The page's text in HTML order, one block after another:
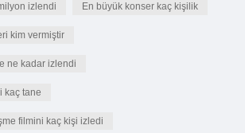
izlendi En büyük konser kaç kişilik
kim vermiştir
ne kadar izlendi
kaç tane
filmini kaç kişi izledi